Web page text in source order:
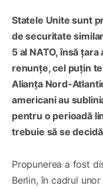
Statele Unite sunt
de securitate
5 al NATO, însă
renunțe, cel puțin
Alianța Nord-
americani au
pentru o perioadă
trebuie să se
Propunerea a fost
Berlin, în cadrul